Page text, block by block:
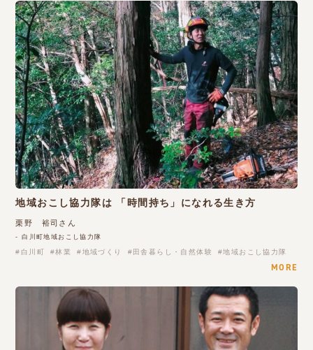
地域おこし協力隊は 「時間持ち」になれる生き方
栗野 裕司さん
- 白川町地域おこし協力隊
白川町 林業 地域づくり 田舎暮らし・自然体験 地域おこし協力隊
MORE